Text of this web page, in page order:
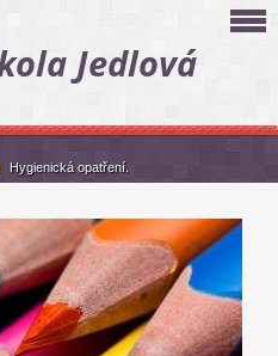
Jedlová
Hygienická opatření.